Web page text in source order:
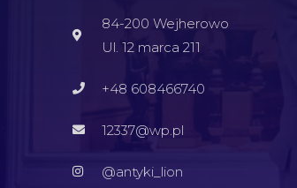
84-200 Wejherowo
Ul. 12 marca 211
+48 608466740
12337@wp.pl
@antyki_lion